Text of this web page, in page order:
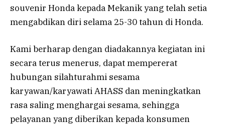
souvenir Honda kepada Mekanik yang telah setia
mengabdikan diri selama 25-30 tahun di Honda.
Kami berharap dengan diadakannya kegiatan ini
secara terus menerus, dapat mempererat
hubungan silahturahmi sesama
karyawan/karyawati AHASS dan meningkatkan
rasa saling menghargai sesama, sehingga
pelayanan yang diberikan kepada konsumen